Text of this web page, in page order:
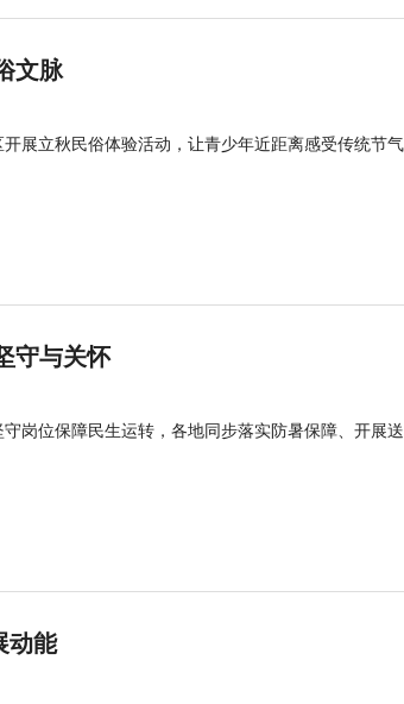
文脉
展立秋民俗体验活动，让青少年近距离感受传统节
守与关怀
岗位保障民生运转，各地同步落实防暑保障、开展
动能